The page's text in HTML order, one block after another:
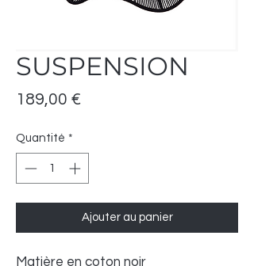
SUSPENSION
189,00 €
Quantité *
Ajouter au panier
Matière en coton noir